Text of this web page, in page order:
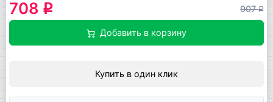
708 q 907q
Добавить в корзину
Купить в один клик